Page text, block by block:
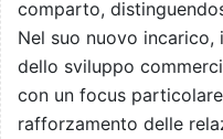
comparto,
Nel suo nuovo incarico,
dello sviluppo
con un focus
rafforzamento delle